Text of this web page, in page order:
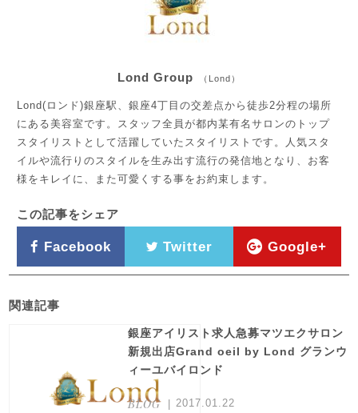
Lond Group （Lond）
Lond(ロンド)銀座駅、銀座4丁目の交差点から徒歩2分程の場所
にある美容室です。スタッフ全員が都内某有名サロンのトップ
スタイリストとして活躍していたスタイリストです。人気スタ
イルや流行りのスタイルを生み出す流行の発信地となり、お客
様をキレイに、また可愛くする事をお約束します。
この記事をシェア
Facebook Twitter Google+
関連記事
銀座アイリスト求人急募マツエクサロン
新規出店Grand oeil by Lond グランウ
ィーユバイロンド
BLOG 2017.01.22